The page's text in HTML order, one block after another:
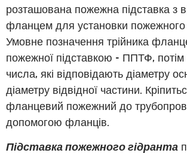
розташована пожежна підставка з
фланцем для установки пожежного
Умовне позначення трійника
пожежної підставкою - ППТФ, потім
числа, які відповідають діаметру
діаметру відвідної частини.
фланцевий пожежний до
допомогою фланців.
Підставка пожежного гідранта